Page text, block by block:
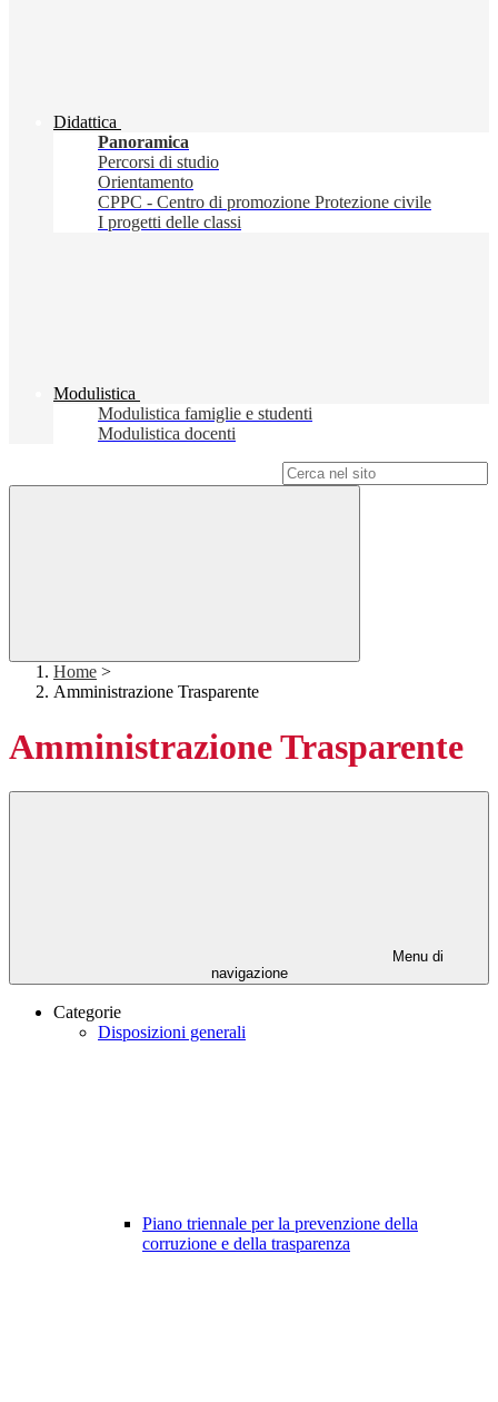
Didattica
Panoramica
Percorsi di studio
Orientamento
CPPC - Centro di promozione Protezione civile
I progetti delle classi
Modulistica
Modulistica famiglie e studenti
Modulistica docenti
Home >
Amministrazione Trasparente
Amministrazione Trasparente
Menu di
navigazione
Categorie
Disposizioni generali
Piano triennale per la prevenzione della
corruzione e della trasparenza